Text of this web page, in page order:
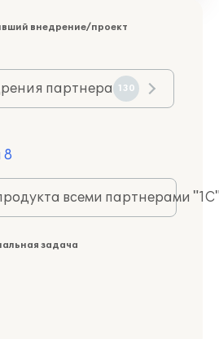
внедрение/проект
партнера 130
8
всеми партнерами
задача